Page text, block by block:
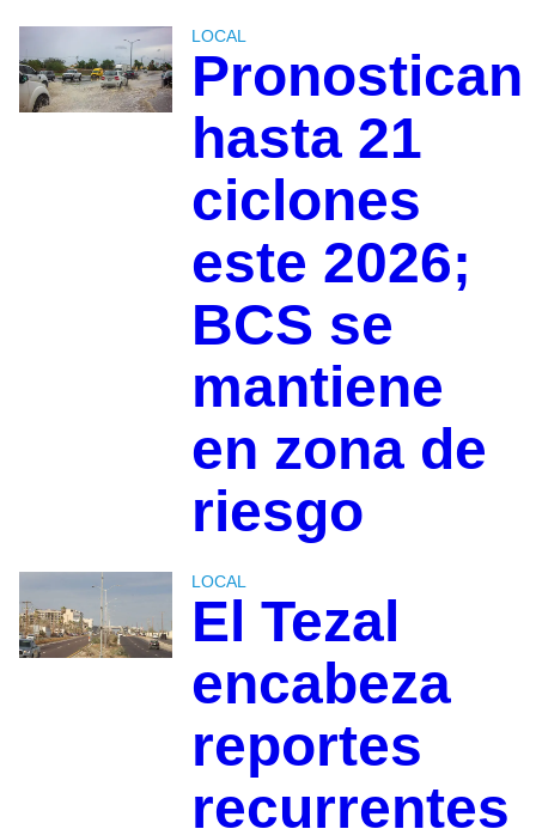
LOCAL
Pronostican
hasta 21
ciclones
este 2026;
BCS se
mantiene
en zona de
riesgo
LOCAL
El Tezal
encabeza
reportes
recurrentes